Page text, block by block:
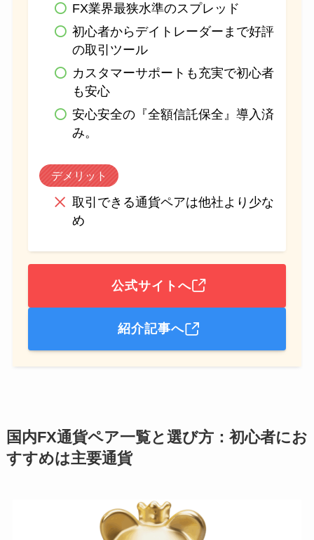
FX業界最狭水準のスプレッド
初心者からデイトレーダーまで好評
の取引ツール
カスタマーサポートも充実で初心者
も安心
安心安全の『全額信託保全』導入済
み。
デメリット
取引できる通貨ペアは他社より少な
め
公式サイトへ
紹介記事へ
国内FX通貨ペア一覧と選び方：初心者にお
すすめは主要通貨